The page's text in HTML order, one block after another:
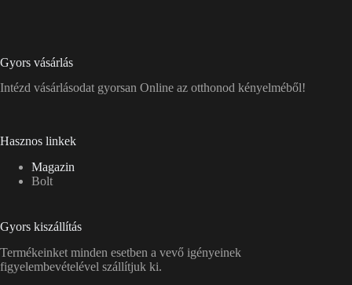
Gyors vásárlás
Intézd vásárlásodat gyorsan Online az otthonod kényelméből!
Hasznos linkek
Magazin
Bolt
Gyors kiszállítás
Termékeinket minden esetben a vevő igényeinek
figyelembevételével szállítjuk ki.